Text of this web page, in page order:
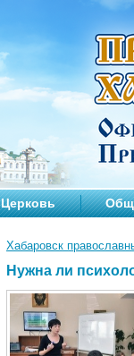
Церковь
Хабаровск
Нужна ли